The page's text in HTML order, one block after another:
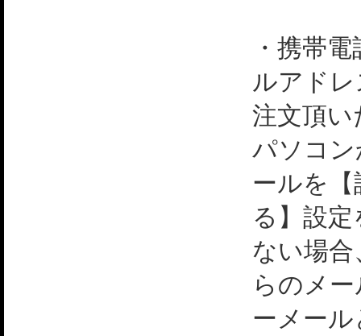
・携帯
ルアド
注文頂い
パソコ
ールを【
る】設
ない場
らのメ
ーメー